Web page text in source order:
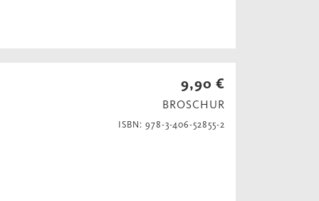
9,90 €
BROSCHUR
ISBN: 978-3-406-52855-2